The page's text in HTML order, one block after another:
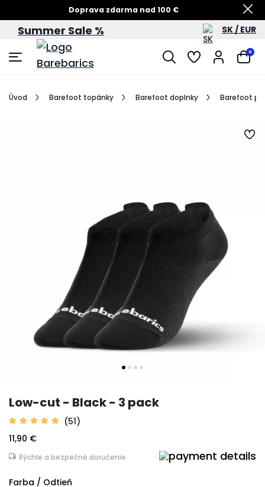
Doprava zdarma nad 100 €
Summer Sale – zľavy až do 60 %
Summer Sale % SK / EUR
0
Úvod Barefoot topánky Barefoot doplnky Barefoot
Low-cut - Black - 3 pack
(51)
11,90 €
Rýchle a bezpečné doručenie
Farba / Odtieň